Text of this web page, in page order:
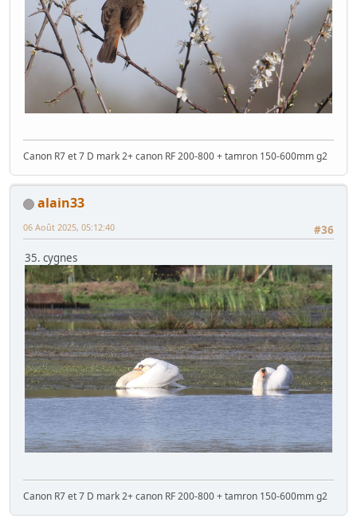
Canon R7 et 7 D mark 2+ canon RF 200-800 + tamron 150-600mm g2
alain33
#36
06 Août 2025, 05:12:40
35. cygnes
Canon R7 et 7 D mark 2+ canon RF 200-800 + tamron 150-600mm g2